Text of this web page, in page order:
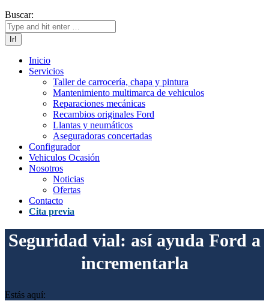
Buscar:
Inicio
Servicios
Taller de carrocería, chapa y pintura
Mantenimiento multimarca de vehiculos
Reparaciones mecánicas
Recambios originales Ford
Llantas y neumáticos
Aseguradoras concertadas
Configurador
Vehiculos Ocasión
Nosotros
Noticias
Ofertas
Contacto
Cita previa
Seguridad vial: así ayuda Ford a
incrementarla
Estás aquí: